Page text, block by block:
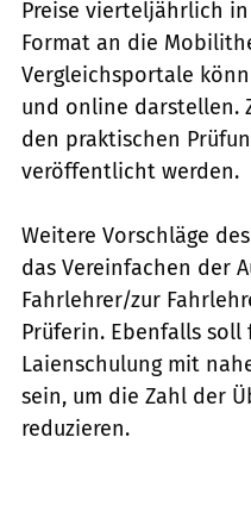
Preise vierteljährlich
Format an die
Vergleichsportale
und online darstellen.
den praktischen
veröffentlicht werden.
Weitere Vorschläge
das Vereinfachen der
Fahrlehrer/zur
Prüferin. Ebenfalls soll
Laienschulung mit
sein, um die Zahl der
reduzieren.